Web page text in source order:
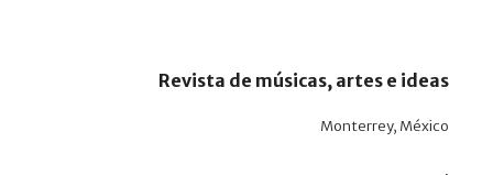
Revista de músicas, artes e ideas
Monterrey, México
.